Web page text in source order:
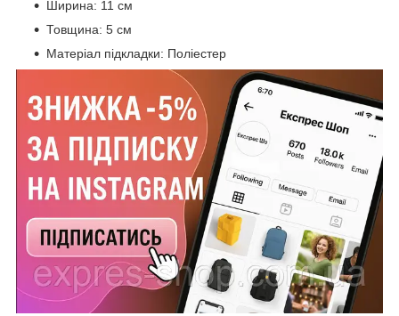
Ширина: 11 см
Товщина: 5 см
Матеріал підкладки: Поліестер